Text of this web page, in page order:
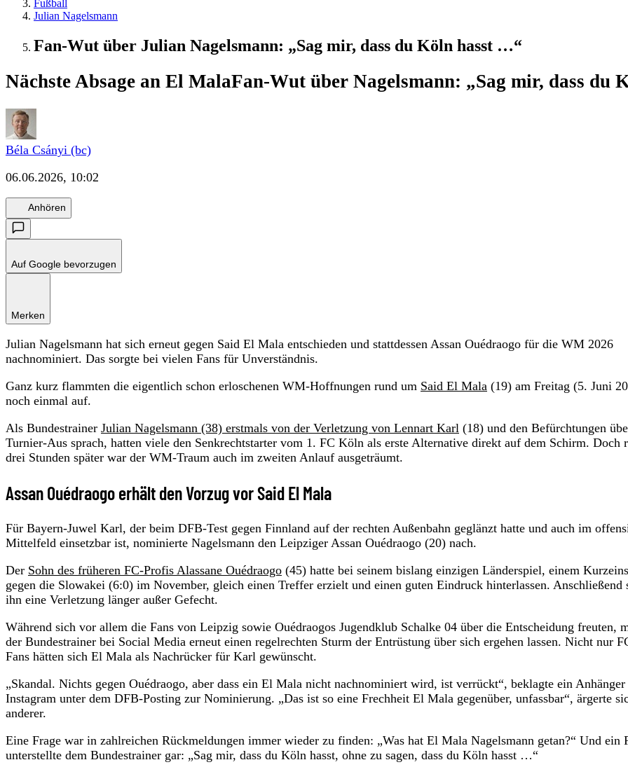
Fußball
Julian Nagelsmann
Fan-Wut über Julian Nagelsmann: „Sag mir, dass du Köln hasst …“
Nächste Absage an El MalaFan-Wut über Nagelsmann: „Sag mir, dass du
Béla Csányi (bc)
06.06.2026, 10:02
Anhören
Auf Google bevorzugen
Merken
Julian Nagelsmann hat sich erneut gegen Said El Mala entschieden und stattdessen Assan Ouédraogo für die WM 2026
nachnominiert. Das sorgte bei vielen Fans für Unverständnis.
Ganz kurz flammten die eigentlich schon erloschenen WM-Hoffnungen rund um Said El Mala (19) am Freitag (5. Juni
noch einmal auf.
Als Bundestrainer Julian Nagelsmann (38) erstmals von der Verletzung von Lennart Karl (18) und den Befürchtungen
Turnier-Aus sprach, hatten viele den Senkrechtstarter vom 1. FC Köln als erste Alternative direkt auf dem Schirm. Doch
drei Stunden später war der WM-Traum auch im zweiten Anlauf ausgeträumt.
Assan Ouédraogo erhält den Vorzug vor Said El Mala
Für Bayern-Juwel Karl, der beim DFB-Test gegen Finnland auf der rechten Außenbahn geglänzt hatte und auch im
Mittelfeld einsetzbar ist, nominierte Nagelsmann den Leipziger Assan Ouédraogo (20) nach.
Der Sohn des früheren FC-Profis Alassane Ouédraogo (45) hatte bei seinem bislang einzigen Länderspiel, einem
gegen die Slowakei (6:0) im November, gleich einen Treffer erzielt und einen guten Eindruck hinterlassen. Anschließend
ihn eine Verletzung länger außer Gefecht.
Während sich vor allem die Fans von Leipzig sowie Ouédraogos Jugendklub Schalke 04 über die Entscheidung freuten,
der Bundestrainer bei Social Media erneut einen regelrechten Sturm der Entrüstung über sich ergehen lassen. Nicht nur
Fans hätten sich El Mala als Nachrücker für Karl gewünscht.
„Skandal. Nichts gegen Ouédraogo, aber dass ein El Mala nicht nachnominiert wird, ist verrückt“, beklagte ein Anhänger
Instagram unter dem DFB-Posting zur Nominierung. „Das ist so eine Frechheit El Mala gegenüber, unfassbar“, ärgerte
anderer.
Eine Frage war in zahlreichen Rückmeldungen immer wieder zu finden: „Was hat El Mala Nagelsmann getan?“ Und ein
unterstellte dem Bundestrainer gar: „Sag mir, dass du Köln hasst, ohne zu sagen, dass du Köln hasst …“